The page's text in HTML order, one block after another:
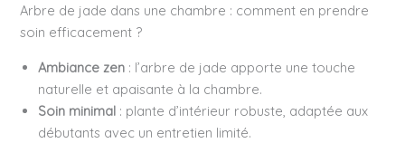
Arbre de jade dans une chambre : comment en prendre
soin efficacement ?
Ambiance zen : l’arbre de jade apporte une touche
naturelle et apaisante à la chambre.
Soin minimal : plante d’intérieur robuste, adaptée aux
débutants avec un entretien limité.